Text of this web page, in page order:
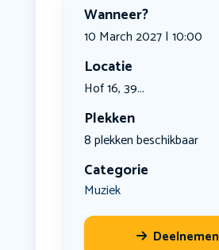
Wanneer?
10 March 2027 | 10:00
Locatie
Hof 16, 39...
Plekken
8 plekken beschikbaar
Categorie
Muziek
Deelnemen